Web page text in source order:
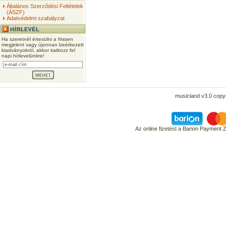
Általános Szerződési Feltételek
(ÁSZF)
Adatvédelmi szabályzat
Ha szeretnél értesülni a frissen
megjelent vagy újonnan beérkezett
kiadványokról, akkor iratkozz fel
napi hírlevelünkre!
musicland v3.0
Az online fizetést a Barion Payment